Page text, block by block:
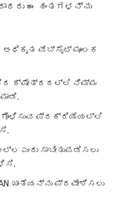
ಈ ಹಂತಗಳನ್ನು
ನ ಅಧಿಕೃತ ವೆಬ್‌ಸೈಟ್ ಮೂಲಕ
ಕ್ಷೇತ್ರದಲ್ಲಿ ನಿಮ್ಮ
ಪ್ರಕ್ರಿಯೆಯಲ್ಲಿ
ಎಂದು ಸಾಬೀತುಪಡಿಸಲು
ಖಾತೆಯನ್ನು ಪ್ರವೇಶಿಸಲು